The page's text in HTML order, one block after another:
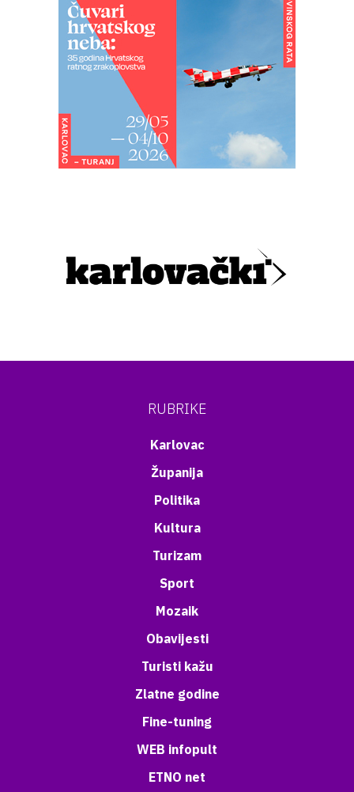
RUBRIKE
Karlovac
Županija
Politika
Kultura
Turizam
Sport
Mozaik
Obavijesti
Turisti kažu
Zlatne godine
Fine-tuning
WEB infopult
ETNO net